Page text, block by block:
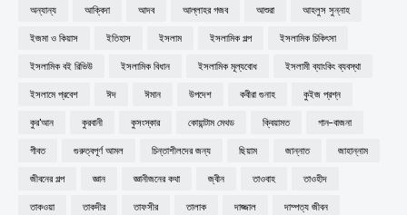
অন্যান্য
আক্বিদা আদব আল্লাহর গজব আশুরা
আহলুস সুন্নাহ
ইজমা ও কিয়াস
ইতিহাস ইসলাম ইসলামিক গল্প
ইসলামিক চিকিৎসা
ইসলামিক বই রিভিউ
ইসলামিক বিধান ইসলামিক মূল্যবোধ
ইসলামী ব্যাংকিং ব্যবস্থা
ইসলামে প্রবেশ
ঈদ ঈমান উপদেশ কবীরা গুনাহ
কুইজ প্রশ্ন
কুর'আন
কুরবানী কুসংস্কার কোয়ান্টাম মেথড ক্বিয়ামত
গান-বাজনা
গীবত
গুরুত্বপূর্ণ আমল চিন্তাশীলদের জন্য ছিয়াম জান্নাত
জাহান্নাম
জীবনের গল্প
জ্ঞান জ্ঞানীজনের কথা জ্বীন তাওবাহ
তাওহীদ
তাকওয়া
তাকদীর তাফসীর তালাক দাজ্জাল
দাম্পত্য জীবন